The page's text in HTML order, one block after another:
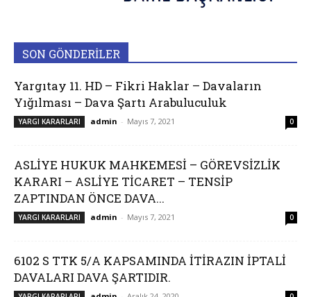
SON GÖNDERİLER
Yargıtay 11. HD – Fikri Haklar – Davaların
Yığılması – Dava Şartı Arabuluculuk
YARGI KARARLARI admin - Mayıs 7, 2021 0
ASLİYE HUKUK MAHKEMESİ – GÖREVSİZLİK
KARARI – ASLİYE TİCARET – TENSİP
ZAPTINDAN ÖNCE DAVA...
YARGI KARARLARI admin - Mayıs 7, 2021 0
6102 S TTK 5/A KAPSAMINDA İTİRAZIN İPTALİ
DAVALARI DAVA ŞARTIDIR.